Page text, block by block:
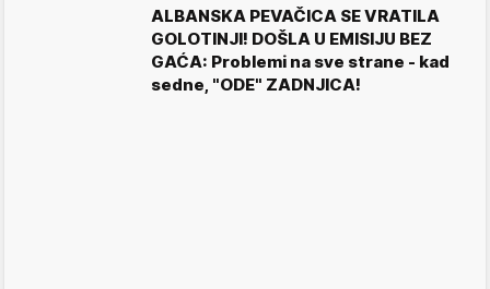
ALBANSKA PEVAČICA SE VRATILA
GOLOTINJI! DOŠLA U EMISIJU BEZ
GAĆA: Problemi na sve strane - kad
sedne, "ODE" ZADNJICA!